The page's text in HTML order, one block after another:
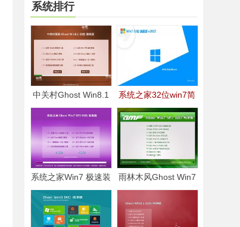
系统排行
中关村Ghost Win8.1
32位 经典装机版
2021.04
系统之家32位win7简
体无死机版v2021.12
系统之家Win7 极速装
机版 2021.04(64位)
雨林木风Ghost Win7
32位 电脑城纯净版
2021.04